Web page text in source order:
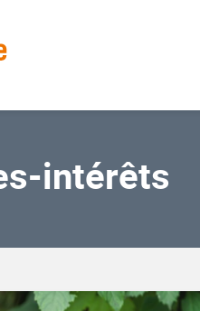
intérêts